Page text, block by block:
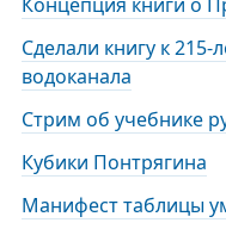
Концепция книги о
Сделали книгу к
водоканала
Стрим об учебнике
Кубики Понтрягина
Манифест таблицы